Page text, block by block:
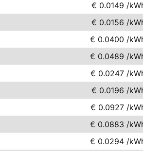
€ 0.0149 /
€ 0.0156 /
€ 0.0400 /
€ 0.0489 /
€ 0.0247 /
€ 0.0196 /
€ 0.0927 /
€ 0.0883 /
€ 0.0294 /